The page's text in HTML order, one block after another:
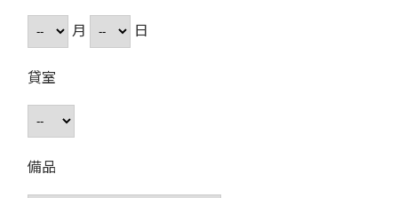
月
日
貸室
備品